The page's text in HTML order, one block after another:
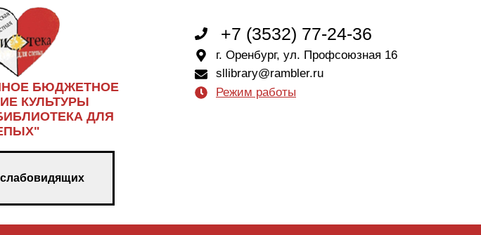
БЮДЖЕТНОЕ
КУЛЬТУРЫ
ДЛЯ
+7 (3532) 77-24-36
г. Оренбург, ул. Профсоюзная 16
sllibrary@rambler.ru
Режим работы